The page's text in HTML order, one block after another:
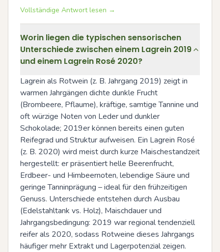
Vollständige Antwort lesen →
Worin liegen die typischen sensorischen
Unterschiede zwischen einem Lagrein 2019
und einem Lagrein Rosé 2020?
Lagrein als Rotwein (z. B. Jahrgang 2019) zeigt in
warmen Jahrgängen dichte dunkle Frucht
(Brombeere, Pflaume), kräftige, samtige Tannine und
oft würzige Noten von Leder und dunkler
Schokolade; 2019er können bereits einen guten
Reifegrad und Struktur aufweisen. Ein Lagrein Rosé
(z. B. 2020) wird meist durch kurze Maischestandzeit
hergestellt: er präsentiert helle Beerenfrucht,
Erdbeer- und Himbeernoten, lebendige Säure und
geringe Tanninprägung – ideal für den frühzeitigen
Genuss. Unterschiede entstehen durch Ausbau
(Edelstahltank vs. Holz), Maischdauer und
Jahrgangsbedingung: 2019 war regional tendenziell
reifer als 2020, sodass Rotweine dieses Jahrgangs
häufiger mehr Extrakt und Lagerpotenzial zeigen.